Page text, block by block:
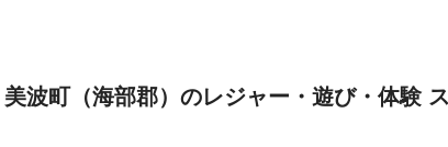
美波町（海部郡）のレジャー・遊び・体験